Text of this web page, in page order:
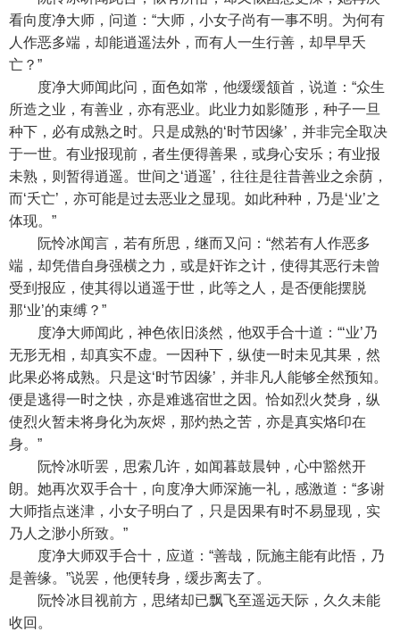
看向度净大师，问道：“大师，小女子尚有一事不明。为何有
人作恶多端，却能逍遥法外，而有人一生行善，却早早夭
亡？”
度净大师闻此问，面色如常，他缓缓颔首，说道：“众生
所造之业，有善业，亦有恶业。此业力如影随形，种子一旦
种下，必有成熟之时。只是成熟的‘时节因缘’，并非完全取决
于一世。有业报现前，者生便得善果，或身心安乐；有业报
未熟，则暂得逍遥。世间之‘逍遥’，往往是往昔善业之余荫，
而‘夭亡’，亦可能是过去恶业之显现。如此种种，乃是‘业’之
体现。”
阮怜冰闻言，若有所思，继而又问：“然若有人作恶多
端，却凭借自身强横之力，或是奸诈之计，使得其恶行未曾
受到报应，使其得以逍遥于世，此等之人，是否便能摆脱
那‘业’的束缚？”
度净大师闻此，神色依旧淡然，他双手合十道：“‘业’乃
无形无相，却真实不虚。一因种下，纵使一时未见其果，然
此果必将成熟。只是这‘时节因缘’，并非凡人能够全然预知。
便是逃得一时之快，亦是难逃宿世之因。恰如烈火焚身，纵
使烈火暂未将身化为灰烬，那灼热之苦，亦是真实烙印在
身。”
阮怜冰听罢，思索几许，如闻暮鼓晨钟，心中豁然开
朗。她再次双手合十，向度净大师深施一礼，感激道：“多谢
大师指点迷津，小女子明白了，只是因果有时不易显现，实
乃人之渺小所致。”
度净大师双手合十，应道：“善哉，阮施主能有此悟，乃
是善缘。”说罢，他便转身，缓步离去了。
阮怜冰目视前方，思绪却已飘飞至遥远天际，久久未能
收回。